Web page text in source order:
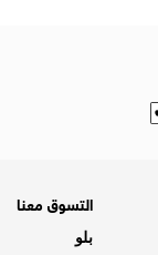
التسوق معنا
بلو